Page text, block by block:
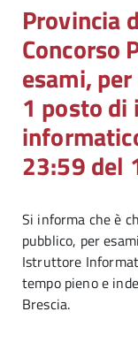
Provincia
Concorso
esami,
1 posto
23:59 del
Si informa che è
pubblico, per
Istruttore
tempo pieno e
Brescia.